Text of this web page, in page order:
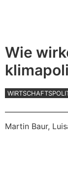
Wie
Martin Baur,